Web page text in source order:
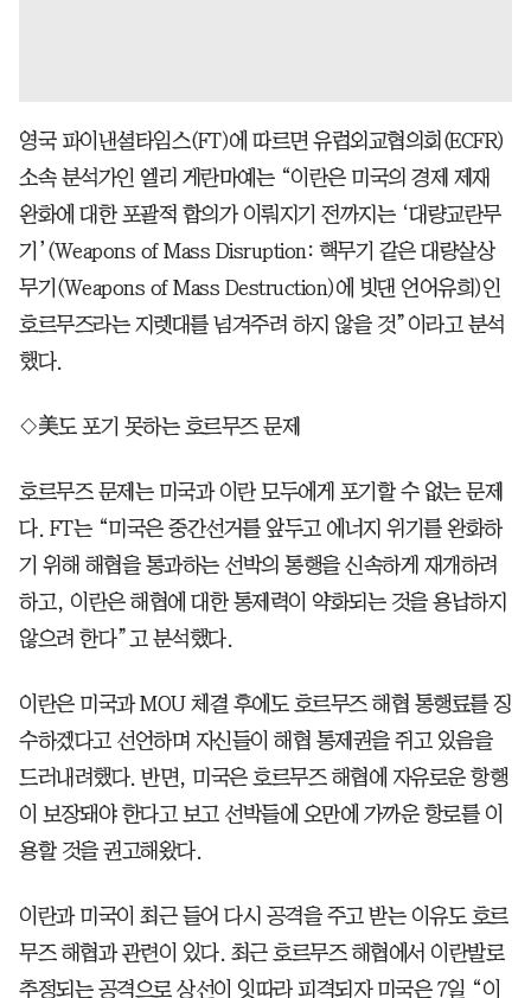
영국 파이낸셜타임스(FT)에 따르면 유럽외교협의회(ECFR)
소속 분석가인 엘리 게란마예는 “이란은 미국의 경제 제재
완화에 대한 포괄적 합의가 이뤄지기 전까지는 ‘대량교란무
기’(Weapons of Mass Disruption: 핵무기 같은 대량살상
무기(Weapons of Mass Destruction)에 빗댄 언어유희)인
호르무즈라는 지렛대를 넘겨주려 하지 않을 것”이라고 분석
했다.
◇美도 포기 못하는 호르무즈 문제
호르무즈 문제는 미국과 이란 모두에게 포기할 수 없는 문제
다. FT는 “미국은 중간선거를 앞두고 에너지 위기를 완화하
기 위해 해협을 통과하는 선박의 통행을 신속하게 재개하려
하고, 이란은 해협에 대한 통제력이 약화되는 것을 용납하지
않으려 한다”고 분석했다.
이란은 미국과 MOU 체결 후에도 호르무즈 해협 통행료를 징
수하겠다고 선언하며 자신들이 해협 통제권을 쥐고 있음을
드러내려했다. 반면, 미국은 호르무즈 해협에 자유로운 항행
이 보장돼야 한다고 보고 선박들에 오만에 가까운 항로를 이
용할 것을 권고해왔다.
이란과 미국이 최근 들어 다시 공격을 주고 받는 이유도 호르
무즈 해협과 관련이 있다. 최근 호르무즈 해협에서 이란발로
추정되는 공격으로 상선이 잇따라 피격되자 미국은 7일 “이